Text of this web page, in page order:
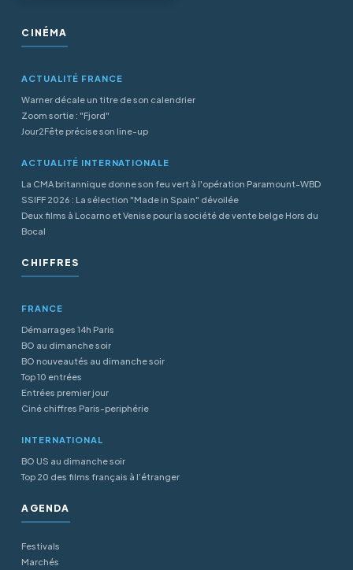
CINÉMA
ACTUALITÉ FRANCE
Warner décale un titre de son calendrier
Zoom sortie : "Fjord"
Jour2Fête précise son line-up
ACTUALITÉ INTERNATIONALE
La CMA britannique donne son feu vert à l'opération Paramount-WBD
SSIFF 2026 : La sélection "Made in Spain" dévoilée
Deux films à Locarno et Venise pour la société de vente belge Hors du
Bocal
CHIFFRES
FRANCE
Démarrages 14h Paris
BO au dimanche soir
BO nouveautés au dimanche soir
Top 10 entrées
Entrées premier jour
Ciné chiffres Paris-periphérie
INTERNATIONAL
BO US au dimanche soir
Top 20 des films français à l’étranger
AGENDA
Festivals
Marchés